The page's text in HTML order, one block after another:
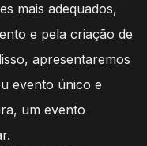
mais adequados,
e pela criação de
apresentaremos
evento único e
um evento